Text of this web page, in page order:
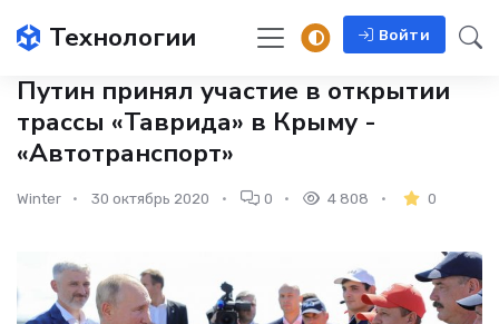
Технологии Войти
Путин принял участие в открытии
трассы «Таврида» в Крыму -
«Автотранспорт»
Winter 30 октябрь 2020 0 4 808 0